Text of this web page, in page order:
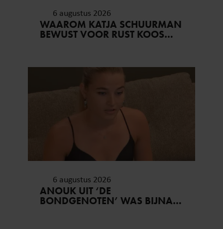
6 augustus 2026
WAAROM KATJA SCHUURMAN
BEWUST VOOR RUST KOOS…
6 augustus 2026
ANOUK UIT ‘DE
BONDGENOTEN’ WAS BIJNA